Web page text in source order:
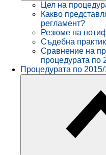
Цел на
Какво
регламент?
Резюме на
Съдебна
Сравнение на
процедурата по
Процедурата по